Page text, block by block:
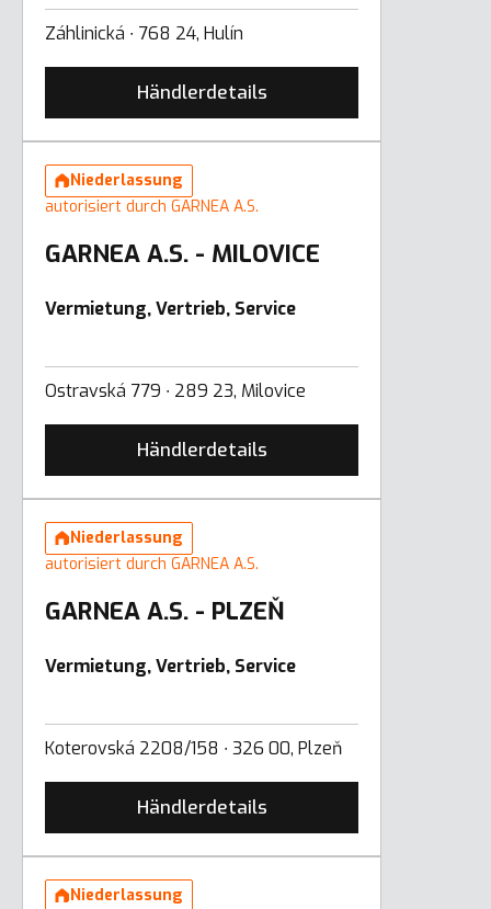
Záhlinická ∙ 768 24, Hulín
Händlerdetails
Niederlassung
autorisiert durch GARNEA A.S.
GARNEA A.S. - MILOVICE
Vermietung, Vertrieb, Service
Ostravská 779 ∙ 289 23, Milovice
Händlerdetails
Niederlassung
autorisiert durch GARNEA A.S.
GARNEA A.S. - PLZEŇ
Vermietung, Vertrieb, Service
Koterovská 2208/158 ∙ 326 00, Plzeň
Händlerdetails
Niederlassung